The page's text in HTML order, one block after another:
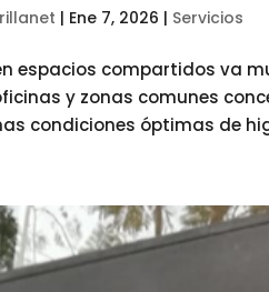
| Ene 7, 2026 | Servicios
espacios compartidos va
y zonas comunes
condiciones óptimas de